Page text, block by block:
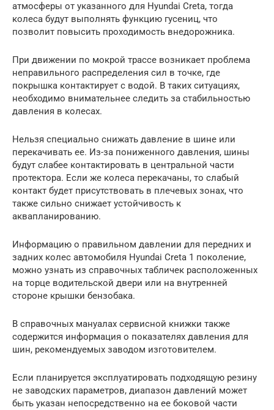
атмосферы от указанного для Hyundai Creta, тогда
колеса будут выполнять функцию гусениц, что
позволит повысить проходимость внедорожника.
При движении по мокрой трассе возникает проблема
неправильного распределения сил в точке, где
покрышка контактирует с водой. В таких ситуациях,
необходимо внимательнее следить за стабильностью
давления в колесах.
Нельзя специально снижать давление в шине или
перекачивать ее. Из-за пониженного давления, шины
будут слабее контактировать в центральной части
протектора. Если же колеса перекачаны, то слабый
контакт будет присутствовать в плечевых зонах, что
также сильно снижает устойчивость к
аквапланированию.
Информацию о правильном давлении для передних и
задних колес автомобиля Hyundai Creta 1 поколение,
можно узнать из справочных табличек расположенных
на торце водительской двери или на внутренней
стороне крышки бензобака.
В справочных мануалах сервисной книжки также
содержится информация о показателях давления для
шин, рекомендуемых заводом изготовителем.
Если планируется эксплуатировать подходящую резину
не заводских параметров, диапазон давлений может
быть указан непосредственно на ее боковой части